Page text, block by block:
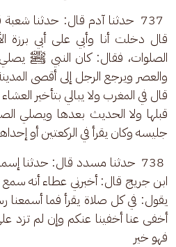
737  حدثنا آدم قال: حدثنا
قال دخلت أنا وأبي على أبي
الصلوات، فقال: كان النبي ﷺ
والعصر ويرجع الرجل إلى أقصى
قال في المغرب ولا يبالي بتأخير
قبلها ولا الحديث بعدها ويصلي
جليسه وكان يقرأ في الركعتين أو
738  حدثنا مسدد قال: حدثنا
ابن جريج قال: أخبرني عطاء أنه سمع
يقول: في كل صلاة يقرأ فما أسمعنا
أخفى عنا أخفينا عنكم وإن لم تزد
فهو خير